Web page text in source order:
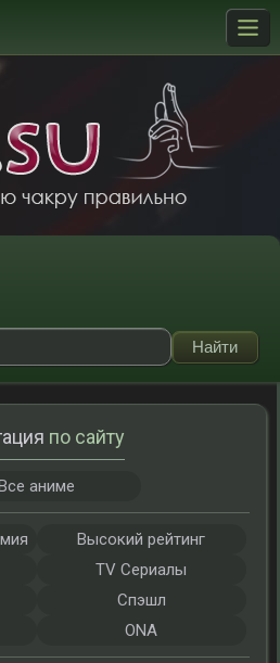
по сайту
аниме
Высокий рейтинг
TV Сериалы
Спэшл
ONA